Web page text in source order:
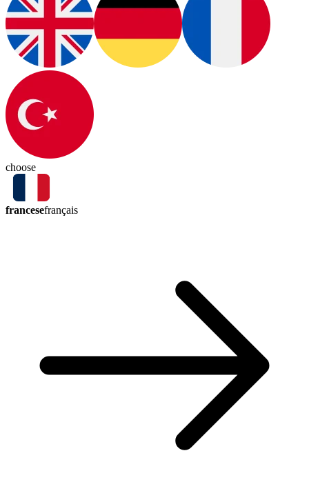
choose
francesefrançais